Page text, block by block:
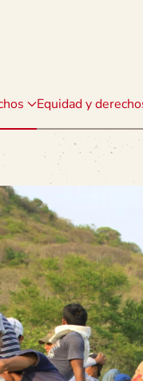
Equidad y